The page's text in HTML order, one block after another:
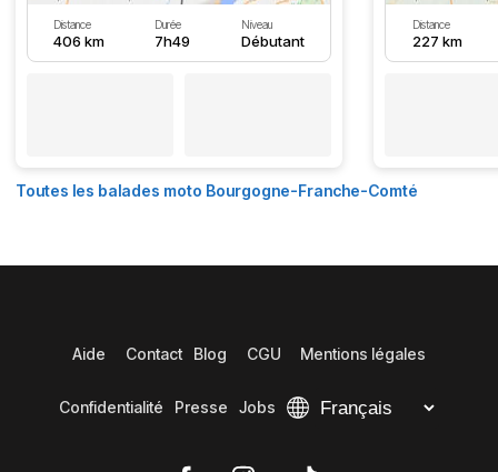
Distance
406 km
Durée
7h49
Niveau
Débutant
Distance
227 km
Toutes les balades moto Bourgogne-Franche-Comté
Aide Contact Blog CGU Mentions légales
Confidentialité Presse Jobs